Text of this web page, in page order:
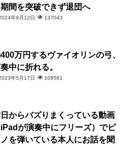
間を突破できず退団へ
年9月12日 137043
万円するヴァイオリンの弓、
中に折れる。
年5月17日 109561
からバズりまくっている動画
iPadが演奏中にフリーズ）でピ
を弾いている本人にお話を聞